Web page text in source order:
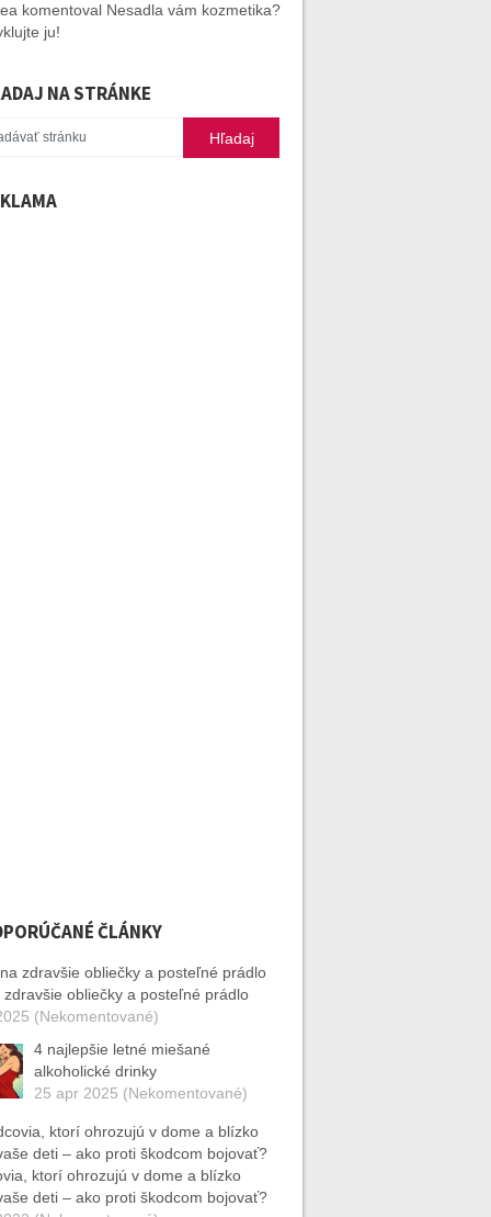
komentoval Nesadla vám kozmetika?
ju!
NA STRÁNKE
ČLÁNKY
zdravšie obliečky a posteľné prádlo
(Nekomentované)
4 najlepšie letné miešané
alkoholické drinky
25 apr 2025 (Nekomentované)
ktorí ohrozujú v dome a blízko
deti – ako proti škodcom bojovať?